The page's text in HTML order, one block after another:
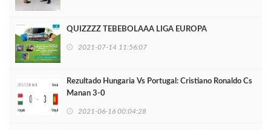
QUIZZZZ TEBEBOLAAA LIGA EUROPA
2021-07-14 11:56:07
Rezultado Hungaria Vs Portugal: Cristiano Ronaldo Cs
Manan 3-0
2021-06-16 00:04:28